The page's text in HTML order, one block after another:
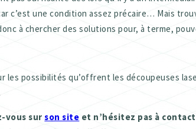
c’est une condition assez précaire… Mais
à chercher des solutions pour, à terme,
les possibilités qu’offrent les découpeuses
vous surson site et n’hésitez pas à